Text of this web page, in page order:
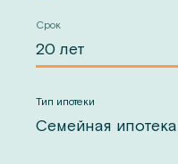
Срок
Тип ипотеки
Семейная ипотека